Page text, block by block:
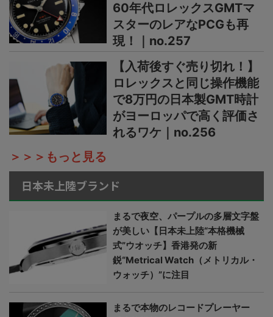
60年代ロレックスGMTマ
スターのレアなPCGも再
現！｜no.257
【入荷後すぐ売り切れ！】
ロレックスと同じ操作機能
で8万円の日本製GMT時計
がヨーロッパで高く評価さ
れるワケ｜no.256
＞＞＞もっと見る
日本未上陸ブランド
まるで夜空、パープルの多層文字盤
が美しい【日本未上陸“本格機械
式”ウオッチ】香港発の新
鋭“Metrical Watch（メトリカル・
ウォッチ）”に注目
まるで本物のレコードプレーヤー